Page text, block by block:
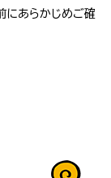
にあらかじめご確